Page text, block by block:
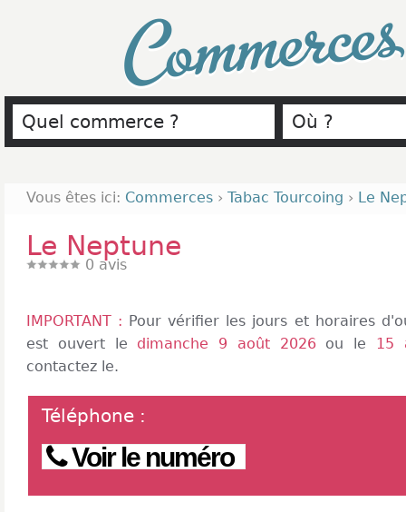
Vous êtes ici: Commerces › Tabac Tourcoing › Le
Le Neptune
0 avis
IMPORTANT : Pour vérifier les jours et horaires
est ouvert le dimanche 9 août 2026ou le 15
contactez le.
Téléphone :
Voir le numéro